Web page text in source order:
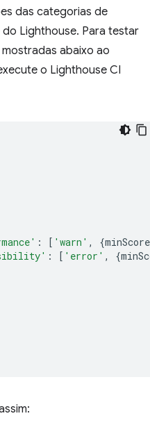
das categorias de
Lighthouse. Para testar
abaixo ao
o Lighthouse CI
: [ 'warn' , {minScore
: [ 'error' , {